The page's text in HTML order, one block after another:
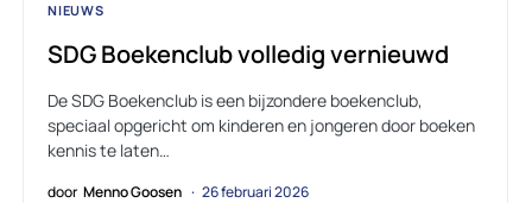
NIEUWS
SDG Boekenclub volledig vernieuwd
De SDG Boekenclub is een bijzondere boekenclub,
speciaal opgericht om kinderen en jongeren door boeken
kennis te laten…
door Menno Goosen 26 februari 2026